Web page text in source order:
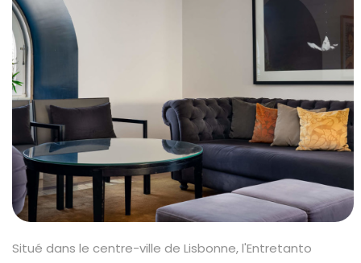
Situé dans le centre-ville de Lisbonne, l'Entretanto